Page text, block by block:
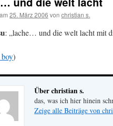
25. März 2006 von christian s.
: „lache… und die welt lacht mit
)
Über christian s.
das, was ich hier hinein
Zeige alle Beiträge von